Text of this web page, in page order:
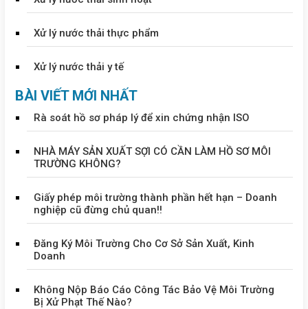
Xử lý nước thải thực phẩm
Xử lý nước thải y tế
BÀI VIẾT MỚI NHẤT
Rà soát hồ sơ pháp lý để xin chứng nhận ISO
NHÀ MÁY SẢN XUẤT SỢI CÓ CẦN LÀM HỒ SƠ MÔI
TRƯỜNG KHÔNG?
Giấy phép môi trường thành phần hết hạn – Doanh
nghiệp cũ đừng chủ quan!!
Đăng Ký Môi Trường Cho Cơ Sở Sản Xuất, Kinh
Doanh
Không Nộp Báo Cáo Công Tác Bảo Vệ Môi Trường
Bị Xử Phạt Thế Nào?